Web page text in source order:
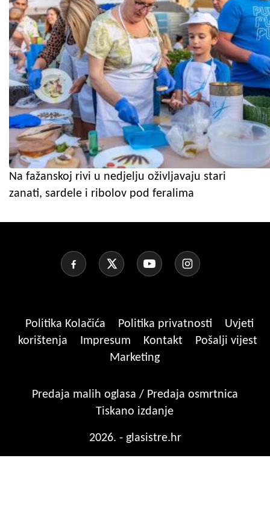
Na fažanskoj rivi u nedjelju oživljavaju stari
zanati, sardele i ribolov pod feralima
Politika Kolačića Politika privatnosti
Uvjeti
korištenja
Impresum Kontakt
Pošalji vijest
Marketing
Predaja malih oglasa / Predaja osmrtnica
Tiskano izdanje
2026. - glasistre.hr